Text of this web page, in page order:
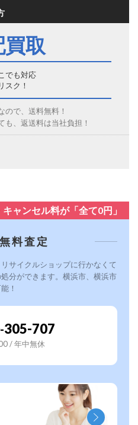
取
でも対応
スク！
ので、送料無料！
も、返送料は当社負担！
ャンセル料が「全て0円」
料査定
サイクルショップに行かなくて
分ができます。横浜市、横浜市
！
305-707
/ 年中無休